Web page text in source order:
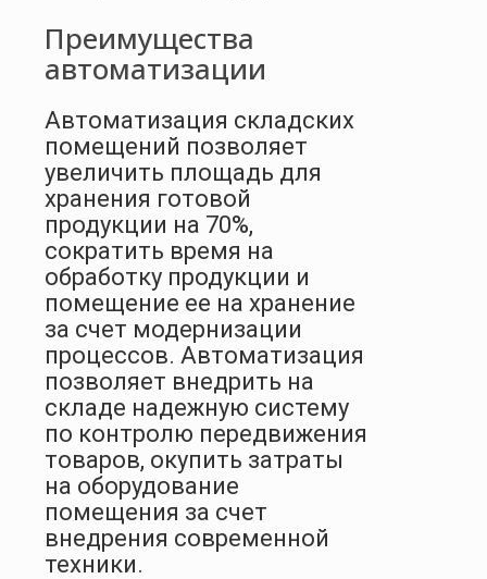
Преимущества
автоматизации
Автоматизация складских
помещений позволяет
увеличить площадь для
хранения готовой
продукции на 70%,
сократить время на
обработку продукции и
помещение ее на хранение
за счет модернизации
процессов. Автоматизация
позволяет внедрить на
складе надежную систему
по контролю передвижения
товаров, окупить затраты
на оборудование
помещения за счет
внедрения современной
техники.